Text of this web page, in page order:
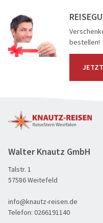
Adventsreisen
bestellen!
Walter Knautz GmbH
Talstr. 1
57586 Weitefeld
info@knautz-reisen.de
Telefon: 0266191140